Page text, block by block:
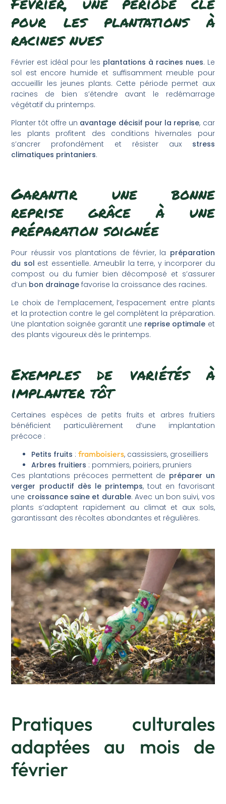
pour les plantations à
racines nues
Février est idéal pour les plantations à racines nues. Le
sol est encore humide et suffisamment meuble pour
accueillir les jeunes plants. Cette période permet aux
racines de bien s’étendre avant le redémarrage
végétatif du printemps.
Planter tôt offre un avantage décisif pour la reprise, car
les plants profitent des conditions hivernales pour
s’ancrer profondément et résister aux stress
climatiques printaniers.
Garantir une bonne
reprise grâce à une
préparation soignée
Pour réussir vos plantations de février, la préparation
du sol est essentielle. Ameublir la terre, y incorporer du
compost ou du fumier bien décomposé et s’assurer
d’un bon drainage favorise la croissance des racines.
Le choix de l’emplacement, l’espacement entre plants
et la protection contre le gel complètent la préparation.
Une plantation soignée garantit une reprise optimale et
des plants vigoureux dès le printemps.
Exemples de variétés à
implanter tôt
Certaines espèces de petits fruits et arbres fruitiers
bénéficient particulièrement d’une implantation
précoce :
Petits fruits :framboisiers, cassissiers, groseilliers
Arbres fruitiers : pommiers, poiriers, pruniers
Ces plantations précoces permettent de préparer un
verger productif dès le printemps, tout en favorisant
une croissance saine et durable. Avec un bon suivi, vos
plants s’adaptent rapidement au climat et aux sols,
garantissant des récoltes abondantes et régulières.
Pratiques culturales
adaptées au mois de
février